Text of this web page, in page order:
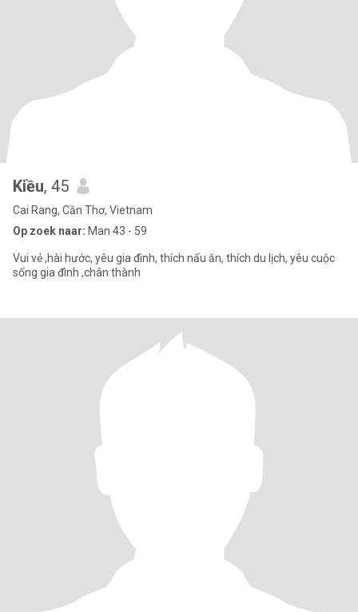
Kiều, 45
Cai Rang, Cần Thơ, Vietnam
Op zoek naar: Man 43 - 59
Vui vẻ ,hài hước, yêu gia đình, thích nấu ăn, thích du lịch, yêu cuộc
sống gia đình ,chân thành